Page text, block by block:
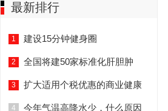
最新排行
1 建设15分钟健身圈
2 全国将建50家标准化肝胆肿
3 扩大适用个税优惠的商业健康
4 今年气温高降水少，什么原因